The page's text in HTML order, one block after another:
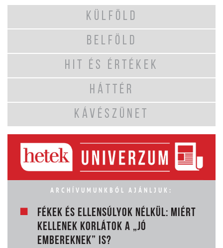
KÜLFÖLD
BELFÖLD
HIT ÉS ÉRTÉKEK
HÁTTÉR
KÁVÉSZÜNET
ARCHÍVUMUNKBÓL AJÁNLJUK:
FÉKEK ÉS ELLENSÚLYOK NÉLKÜL: MIÉRT
KELLENEK KORLÁTOK A „JÓ
EMBEREKNEK” IS?